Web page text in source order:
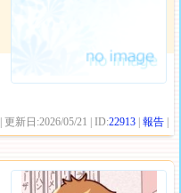
| 更新日:2026/05/21 | ID:22913 |報告